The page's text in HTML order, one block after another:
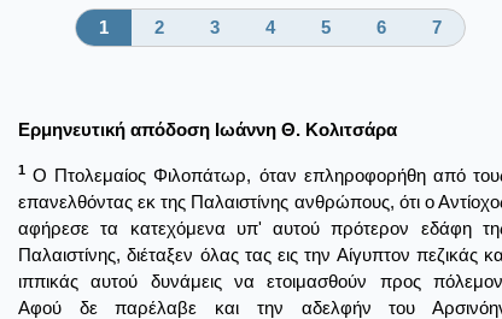
1 2 3 4 5 6 7
Ερμηνευτική απόδοση Ιωάννη Θ. Κολιτσάρα
1 Ο Πτολεμαίος Φιλοπάτωρ, όταν επληροφορήθη από
επανελθόντας εκ της Παλαιστίνης ανθρώπους, ότι ο
αφήρεσε τα κατεχόμενα υπ' αυτού πρότερον εδάφη
Παλαιστίνης, διέταξεν όλας τας εις την Αίγυπτον πεζικάς
ιππικάς αυτού δυνάμεις να ετοιμασθούν προς
Αφού δε παρέλαβε και την αδελφήν του